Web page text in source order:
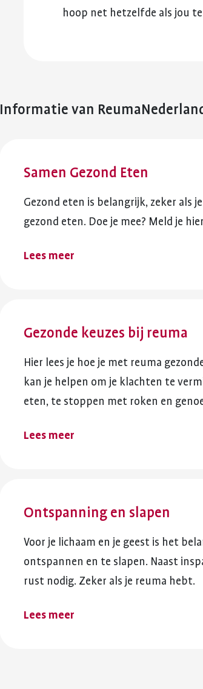
hoop net hetzelfde als jou te
Informatie van
Samen Gezond Eten
Gezond eten is belangrijk, zeker als
gezond eten. Doe je mee? Meld je
Lees meer
Gezonde keuzes bij reuma
Hier lees je hoe je met reuma
kan je helpen om je klachten te
eten, te stoppen met roken en
Lees meer
Ontspanning en slapen
Voor je lichaam en je geest is het
ontspannen en te slapen. Naast
rust nodig. Zeker als je reuma hebt.
Lees meer